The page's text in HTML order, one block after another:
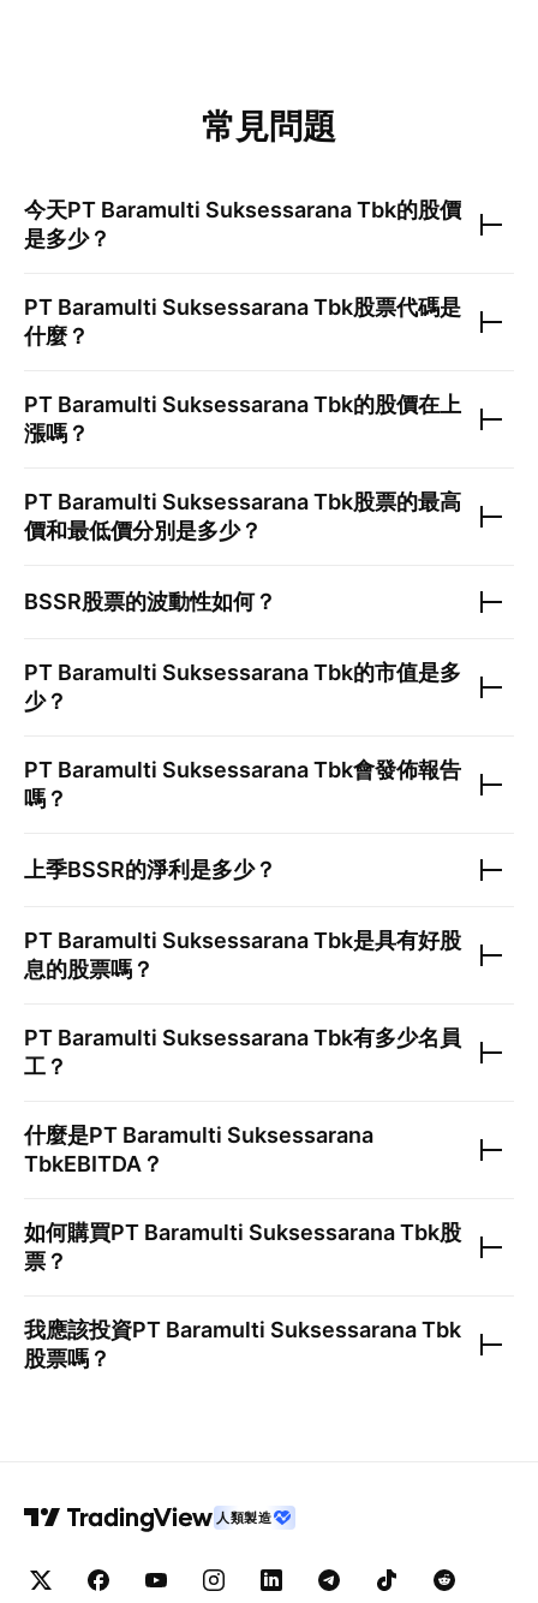
常見問題
今天PT Baramulti Suksessarana Tbk的股價
是多少？
PT Baramulti Suksessarana Tbk股票代碼是
什麼？
PT Baramulti Suksessarana Tbk的股價在上
漲嗎？
PT Baramulti Suksessarana Tbk股票的最高
價和最低價分別是多少？
BSSR股票的波動性如何？
PT Baramulti Suksessarana Tbk的市值是多
少？
PT Baramulti Suksessarana Tbk會發佈報告
嗎？
上季BSSR的淨利是多少？
PT Baramulti Suksessarana Tbk是具有好股
息的股票嗎？
PT Baramulti Suksessarana Tbk有多少名員
工？
什麼是PT Baramulti Suksessarana
TbkEBITDA？
如何購買PT Baramulti Suksessarana Tbk股
票？
我應該投資PT Baramulti Suksessarana Tbk
股票嗎？
人類製造